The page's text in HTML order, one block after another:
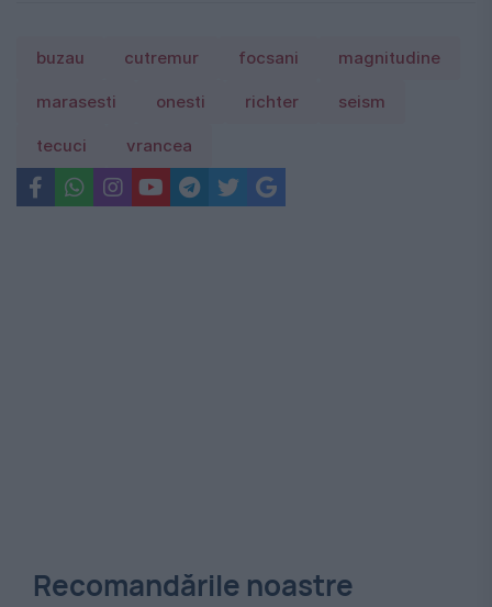
buzau cutremur focsani magnitudine
marasesti onesti richter seism
tecuci vrancea
Recomandările noastre